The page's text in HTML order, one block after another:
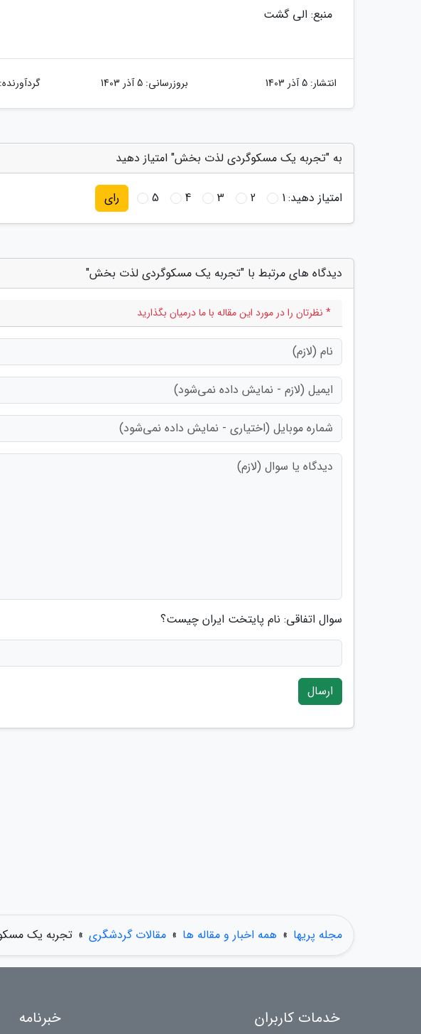
منبع: الی گشت
انتشار: 5 آذر 1403 بروزرسانی: 5 آذر 1403 گردآورنده:
به "تجربه یک مسکوگردی لذت بخش" امتیاز دهید
امتیاز دهید:1
2
3
4
5 رای
دیدگاه های مرتبط با "تجربه یک مسکوگردی لذت بخش"
* نظرتان را در مورد این مقاله با ما درمیان بگذارید
سوال اتفاقی: نام پایتخت ایران چیست؟
ارسال
مجله پریها » همه اخبار و مقاله ها » مقالات گردشگری » تجربه یک
خدمات کاربران خبرنامه